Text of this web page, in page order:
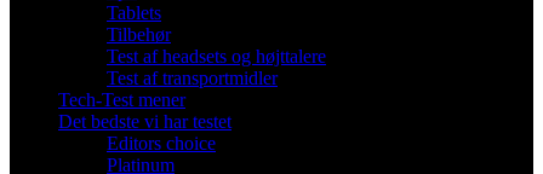
Tablets
Tilbehør
Test af headsets og højttalere
Test af transportmidler
Tech-Test mener
Det bedste vi har testet
Editors choice
Platinum